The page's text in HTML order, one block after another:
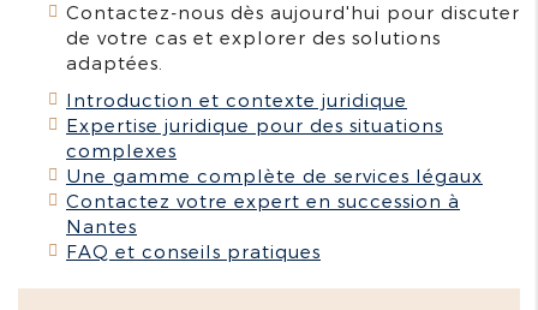
Contactez-nous dès aujourd'hui pour discuter
de votre cas et explorer des solutions
adaptées.
Introduction et contexte juridique
Expertise juridique pour des situations
complexes
Une gamme complète de services légaux
Contactez votre expert en succession à
Nantes
FAQ et conseils pratiques